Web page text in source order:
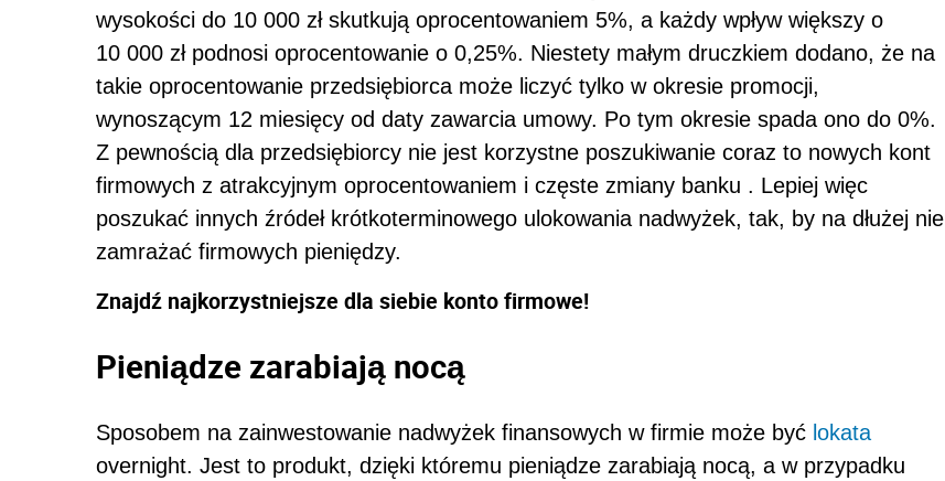
wysokości do 10 000 zł skutkują oprocentowaniem 5%, a każdy wpływ większy o
10 000 zł podnosi oprocentowanie o 0,25%. Niestety małym druczkiem dodano, że na
takie oprocentowanie przedsiębiorca może liczyć tylko w okresie promocji,
wynoszącym 12 miesięcy od daty zawarcia umowy. Po tym okresie spada ono do 0%.
Z pewnością dla przedsiębiorcy nie jest korzystne poszukiwanie coraz to nowych kont
firmowych z atrakcyjnym oprocentowaniem i częste zmiany banku . Lepiej więc
poszukać innych źródeł krótkoterminowego ulokowania nadwyżek, tak, by na dłużej nie
zamrażać firmowych pieniędzy.
Znajdź najkorzystniejsze dla siebie konto firmowe!
Pieniądze zarabiają nocą
Sposobem na zainwestowanie nadwyżek finansowych w firmie może być lokata
overnight. Jest to produkt, dzięki któremu pieniądze zarabiają nocą, a w przypadku